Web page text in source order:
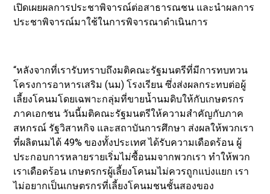
เปิดเผยผลการประชาพิจารณ์ต่อสาธารณชน และนำผลการ
ประชาพิจารณ์มาใช้ในการพิจารณาดำเนินการ
“หลังจากที่เรารับทราบถึงมติคณะรัฐมนตรีที่มีการทบทวน
โครงการอาหารเสริม (นม) โรงเรียน ซึ่งส่งผลกระทบต่อผู้
เลี้ยงโคนมโดยเฉพาะกลุ่มที่ขายน้ำนมดิบให้กับเกษตรกร
ภาคเอกชน วันนี้มติคณะรัฐมนตรีให้ความสำคัญกับภาค
สหกรณ์ รัฐวิสาหกิจ และสถาบันการศึกษา ส่งผลให้พวกเรา
ที่ผลิตนมได้ 49% ของทั้งประเทศ ได้รับความเดือดร้อน ผู้
ประกอบการหลายรายเริ่มไม่ซื้อนมจากพวกเรา ทำให้พวก
เราเดือดร้อน เกษตรกรผู้เลี้ยงโคนมไม่ควรถูกแบ่งแยก เรา
ไม่อยากเป็นเกษตรกรที่เลี้ยงโคนมชนชั้นสองของ